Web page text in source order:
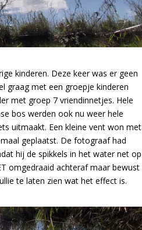
kinderen. Deze keer was er geen
graag met een groepje kinderen
met groep 7 vriendinnetjes. Hele
bos werden ook nu weer hele
uitmaakt. Een kleine vent won met
geplaatst. De fotograaf had
hij de spikkels in het water net op
omgedraaid achteraf maar bewust
te laten zien wat het effect is.